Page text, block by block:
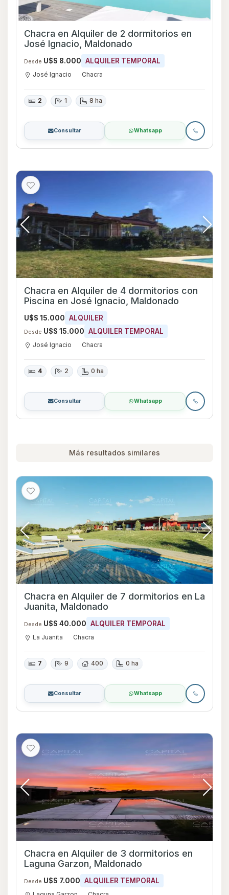
Chacra en Alquiler de 2 dormitorios en
José Ignacio, Maldonado
Desde U$S 8.000 ALQUILER TEMPORAL
José Ignacio Chacra
2 1 8 ha
Consultar Whatsapp
Chacra en Alquiler de 4 dormitorios con
Piscina en José Ignacio, Maldonado
U$S 15.000 ALQUILER
Desde U$S 15.000 ALQUILER TEMPORAL
José Ignacio Chacra
4 2 0 ha
Consultar Whatsapp
Más resultados similares
Chacra en Alquiler de 7 dormitorios en La
Juanita, Maldonado
Desde U$S 40.000 ALQUILER TEMPORAL
La Juanita Chacra
7 9 400 0 ha
Consultar Whatsapp
Chacra en Alquiler de 3 dormitorios en
Laguna Garzon, Maldonado
Desde U$S 7.000 ALQUILER TEMPORAL